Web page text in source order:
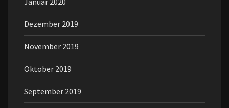
Dezember 2019
November 2019
Oktober 2019
September 2019